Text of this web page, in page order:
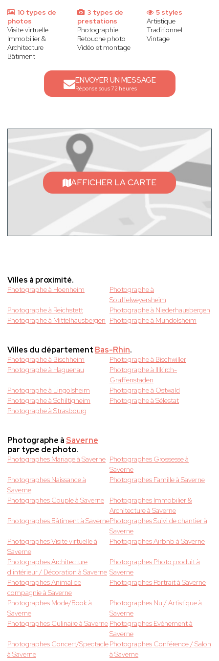
10 types de
photos
Visite virtuelle
Immobilier &
Architecture
Bâtiment
3 types de
prestations
Photographie
Retouche photo
Vidéo et montage
5 styles
Artistique
Traditionnel
Vintage
ENVOYER UN MESSAGE
Réponse sous 72 heures
AFFICHER LA CARTE
Villes à proximité.
Photographe à Hoenheim
Photographe à
Souffelweyersheim
Photographe à Reichstett
Photographe à Niederhausbergen
Photographe à Mittelhausbergen Photographe à Mundolsheim
Villes du département Bas-Rhin.
Photographe à Bischheim
Photographe à Bischwiller
Photographe à Haguenau
Photographe à Illkirch-
Graffenstaden
Photographe à Lingolsheim
Photographe à Ostwald
Photographe à Schiltigheim
Photographe à Sélestat
Photographe à Strasbourg
Photographe à Saverne
par type de photo.
Photographes Mariage à Saverne Photographes Grossesse à
Saverne
Photographes Naissance à
Saverne
Photographes Famille à Saverne
Photographes Couple à Saverne
Photographes Immobilier &
Architecture à Saverne
Photographes Bâtiment à SavernePhotographes Suivi de chantier à
Saverne
Photographes Visite virtuelle à
Saverne
Photographes Airbnb à Saverne
Photographes Architecture
d'intérieur / Décoration à Saverne
Photographes Photo produit à
Saverne
Photographes Animal de
compagnie à Saverne
Photographes Portrait à Saverne
Photographes Mode/Book à
Saverne
Photographes Nu / Artistique à
Saverne
Photographes Culinaire à Saverne Photographes Evènement à
Saverne
Photographes Concert/Spectacle
à Saverne
Photographes Conférence / Salon
à Saverne